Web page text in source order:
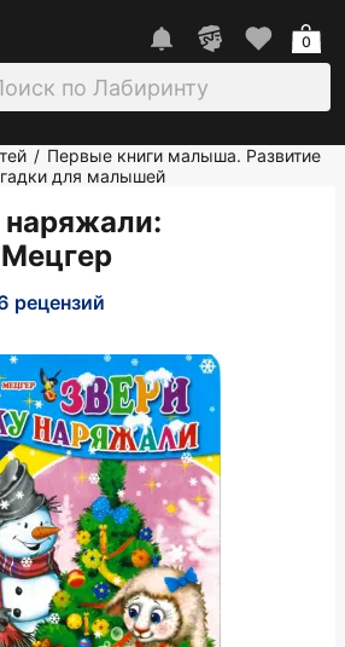
0
/ Первые книги малыша. Развитие
для малышей
наряжали:
рецензий